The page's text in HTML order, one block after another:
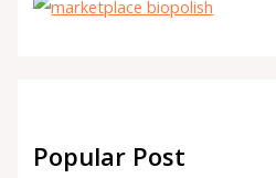
Popular Post